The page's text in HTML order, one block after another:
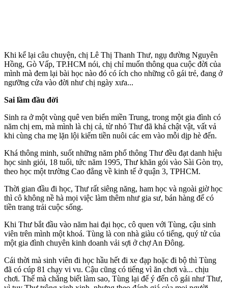
Khi kể lại câu chuyện, chị Lê Thị Thanh Thư, ngụ đường Nguyên
Hồng, Gò Vấp, TP.HCM nói, chị chỉ muốn thông qua cuộc đời của
mình mà đem lại bài học nào đó có ích cho những cô gái trẻ, đang ở
ngưỡng cửa vào đời như chị ngày xưa...
Sai lầm đầu đời
Sinh ra ở một vùng quê ven biển miền Trung, trong một gia đình có
năm chị em, mà mình là chị cả, từ nhỏ Thư đã khá chật vật, vất vả
khi cùng cha mẹ lặn lội kiếm tiền nuôi các em vào mỗi dịp hè đến.
Khá thông minh, suốt những năm phổ thông Thư đều đạt danh hiệu
học sinh giỏi, 1‌8 tuổ‌i, tức năm 1995, Thư khăn gói vào Sài Gòn trọ,
theo học một trường Cao đẳng về kinh tế ở quận 3, TPHCM.
Thời gian đầu đi học, Thư rất siêng năng, ham học và ngoài giờ học
thì cô không nề hà mọi việc làm thêm như gia sư, bán hàng để có
tiền trang trải cuộc sống.
Khi Thư bắt đầu vào năm hai đại học, cô quen với Tùng, cậu sinh
viên trên mình một khoá. Tùng là con nhà giàu có tiếng, quý tử của
một gia đình chuyên kinh doanh vải sợi ở chợ An Đông.
Cái thời mà sinh viên đi học hầu hết đi xe đạp hoặc đi bộ thì Tùng
đã có cúp 81 chạy vi vu. Cậu cũng có tiếng vì ăn chơi và... chịu
chơi. Thế mà chẳng biết làm sao, Tùng lại để ý đến cô gái như Thư,